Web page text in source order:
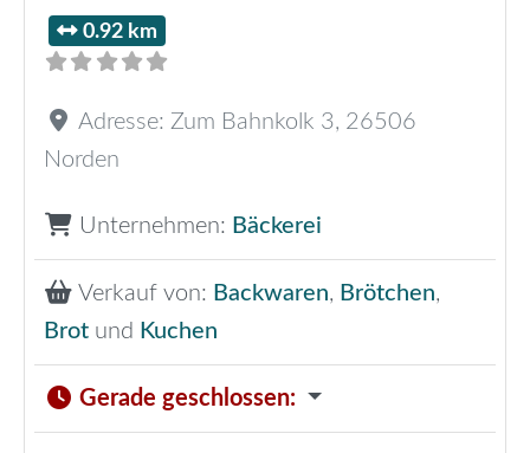
0.92 km
Adresse: Zum Bahnkolk 3, 26506
Norden
Unternehmen: Bäckerei
Verkauf von: Backwaren, Brötchen,
Brot und Kuchen
Gerade geschlossen: